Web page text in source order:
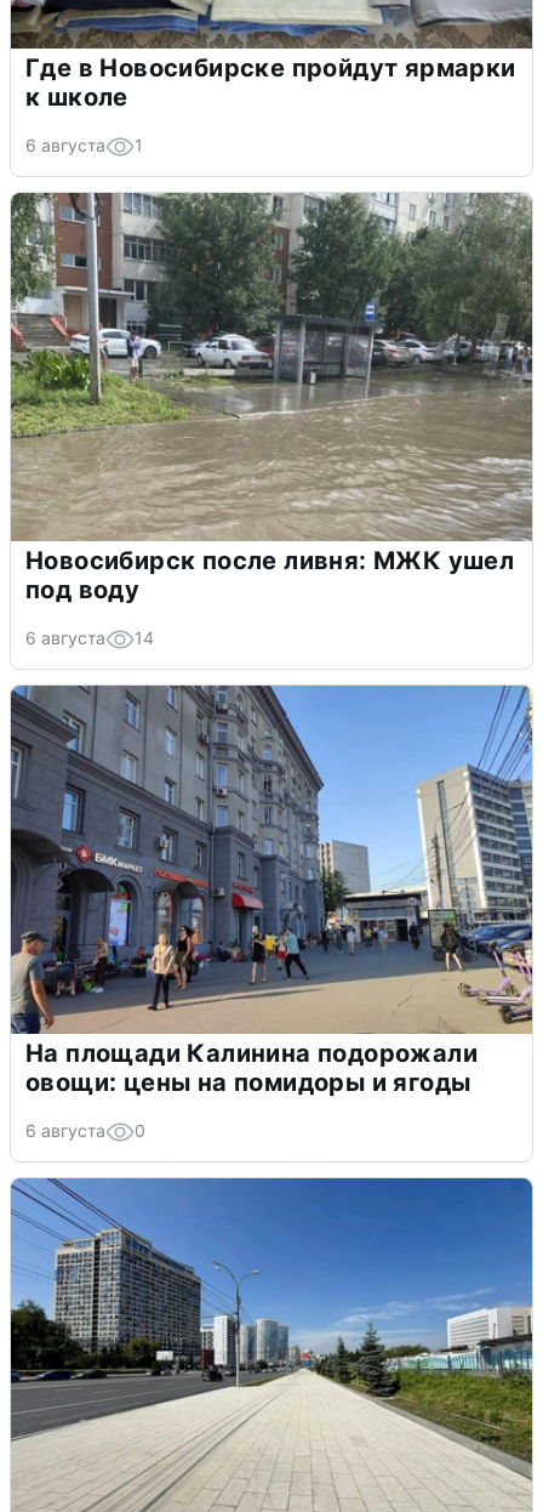
Где в Новосибирске пройдут ярмарки
к школе
6 августа 1
Новосибирск после ливня: МЖК ушел
под воду
6 августа 14
На площади Калинина подорожали
овощи: цены на помидоры и ягоды
6 августа 0